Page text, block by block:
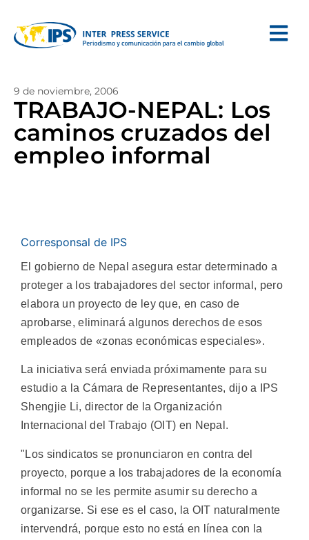
9 de noviembre, 2006
TRABAJO-NEPAL: Los
caminos cruzados del
empleo informal
Corresponsal de IPS
El gobierno de Nepal asegura estar determinado a
proteger a los trabajadores del sector informal, pero
elabora un proyecto de ley que, en caso de
aprobarse, eliminará algunos derechos de esos
empleados de «zonas económicas especiales».
La iniciativa será enviada próximamente para su
estudio a la Cámara de Representantes, dijo a IPS
Shengjie Li, director de la Organización
Internacional del Trabajo (OIT) en Nepal.
"Los sindicatos se pronunciaron en contra del
proyecto, porque a los trabajadores de la economía
informal no se les permite asumir su derecho a
organizarse. Si ese es el caso, la OIT naturalmente
intervendrá, porque esto no está en línea con la